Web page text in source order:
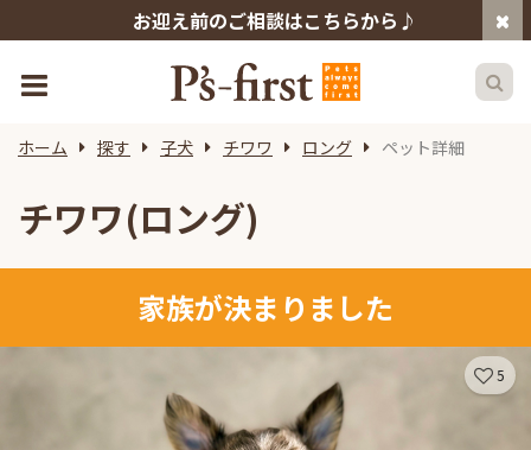
お迎え前のご相談はこちらから♪
ホーム 探す 子犬 チワワ ロング ペット詳細
チワワ(ロング)
家族が決まりました
5